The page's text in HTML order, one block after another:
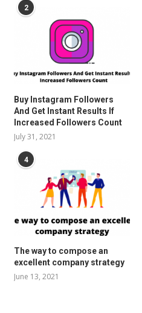
2
Buy Instagram Followers
And Get Instant Results If
Increased Followers Count
July 31, 2021
4
The way to compose an
excellent company strategy
June 13, 2021